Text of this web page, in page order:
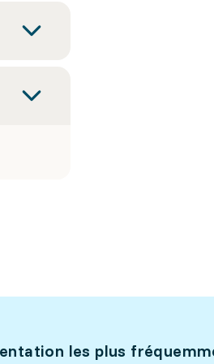
les plus